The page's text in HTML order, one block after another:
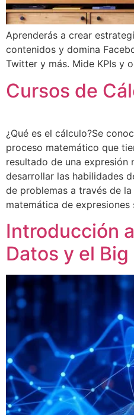
Aprenderás a crear
contenidos y domina
Twitter y más. Mide KPIs y
Cursos de
¿Qué es el cálculo?Se
proceso matemático que
resultado de una expresión
desarrollar las habilidades
de problemas a través de
matemática de expresiones
Introducción
Datos y el Big